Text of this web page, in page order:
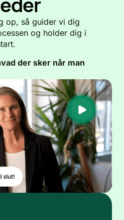
op, så guider vi dig
og holder dig i
der sker når man